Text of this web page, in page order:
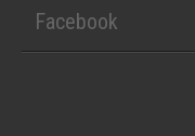
Facebook